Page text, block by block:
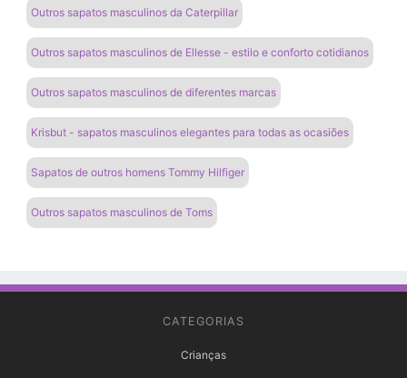
Outros sapatos masculinos da Caterpillar
Outros sapatos masculinos de Ellesse - estilo e conforto cotidianos
Outros sapatos masculinos de diferentes marcas
Krisbut - sapatos masculinos elegantes para todas as ocasiões
Sapatos de outros homens Tommy Hilfiger
Outros sapatos masculinos de Toms
CATEGORIAS
Crianças